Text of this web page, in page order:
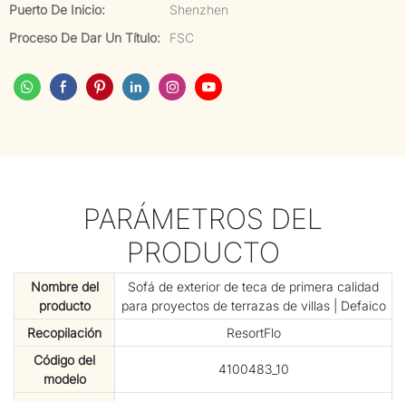
Puerto De Inicio:
Shenzhen
Proceso De Dar Un Título:
FSC
PARÁMETROS DEL
PRODUCTO
Nombre del
producto
Sofá de exterior de teca de primera calidad
para proyectos de terrazas de villas | Defaico
Recopilación
ResortFlo
Código del
modelo
4100483_10